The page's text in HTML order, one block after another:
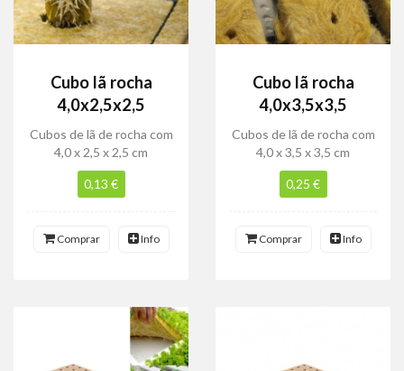
Cubo lã rocha
4,0x2,5x2,5
Cubos de lã de rocha com
4,0 x 2,5 x 2,5 cm
0,13 €
Comprar Info
Cubo lã rocha
4,0x3,5x3,5
Cubos de lã de rocha com
4,0 x 3,5 x 3,5 cm
0,25 €
Comprar Info